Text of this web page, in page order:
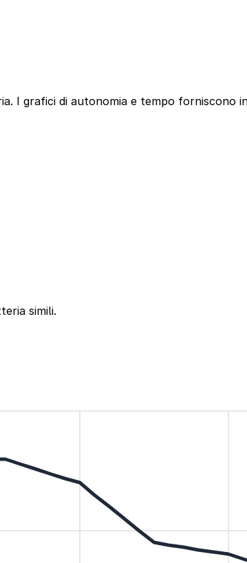
I grafici di autonomia e tempo forniscono
simili.